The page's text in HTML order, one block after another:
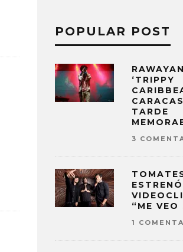
POPULAR POST
‘TRIPPY
TARDE
3
“ME VEO
1